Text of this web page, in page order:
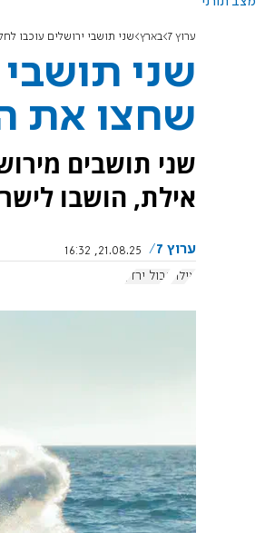
ערוץ 7 בארץ שני תושבי ירושלים עוכבו
שני
שחצו את
שני תושבים
אילת, הושבו
ערוץ 7
21.08.25, 16:32
אילת
גבול ירדן